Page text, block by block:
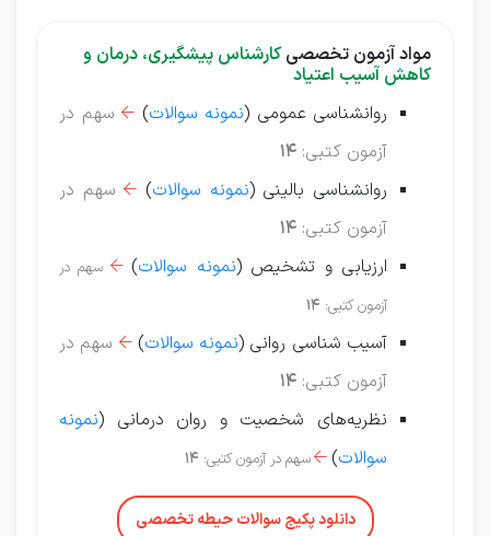
مواد آزمون تخصصیکارشناس پیشگیری، درمان و
کاهش آسیب اعتیاد
روانشناسی عمومی (نمونه سوالات)
 سهم در
آزمون کتبی: 14
روانشناسی بالینی (نمونه سوالات)
 سهم در
آزمون کتبی: 14
ارزیابی و تشخیص (نمونه سوالات)
 سهم در
آزمون کتبی: 14
آسیب شناسی روانی (نمونه سوالات)
 سهم در
آزمون کتبی: 14
نظریه‌های شخصیت و روان درمانی (نمونه
سوالات)
 سهم در آزمون کتبی: 14
دانلود پکیج سوالات حیطه تخصصی